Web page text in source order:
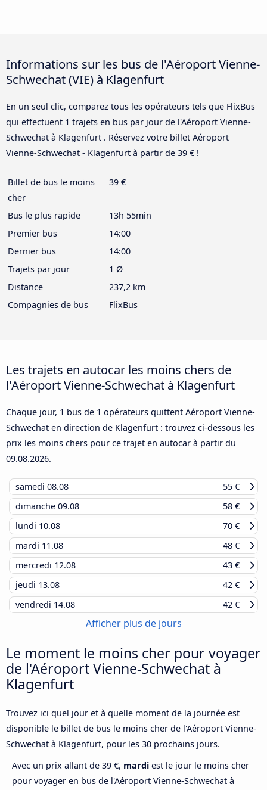
Informations sur les bus de l'Aéroport Vienne-
Schwechat (VIE) à Klagenfurt
En un seul clic, comparez tous les opérateurs tels que FlixBus
qui effectuent 1 trajets en bus par jour de l'Aéroport Vienne-
Schwechat à Klagenfurt . Réservez votre billet Aéroport
Vienne-Schwechat - Klagenfurt à partir de 39 € !
Billet de bus le moins
cher
39 €
Bus le plus rapide
13h 55min
Premier bus
14:00
Dernier bus
14:00
Trajets par jour
1 Ø
Distance
237,2 km
Compagnies de bus
FlixBus
Les trajets en autocar les moins chers de
l'Aéroport Vienne-Schwechat à Klagenfurt
Chaque jour, 1 bus de 1 opérateurs quittent Aéroport Vienne-
Schwechat en direction de Klagenfurt : trouvez ci-dessous les
prix les moins chers pour ce trajet en autocar à partir du
09.08.2026.
samedi 08.08
55 €
dimanche 09.08
58 €
lundi 10.08
70 €
mardi 11.08
48 €
mercredi 12.08
43 €
jeudi 13.08
42 €
vendredi 14.08 42 €
Afficher plus de jours
Le moment le moins cher pour voyager
de l'Aéroport Vienne-Schwechat à
Klagenfurt
Trouvez ici quel jour et à quelle moment de la journée est
disponible le billet de bus le moins cher de l'Aéroport Vienne-
Schwechat à Klagenfurt, pour les 30 prochains jours.
Avec un prix allant de 39 €, mardi est le jour le moins cher
pour voyager en bus de l'Aéroport Vienne-Schwechat à